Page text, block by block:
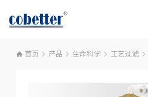
首页
首页 产品 生命科学 工艺过滤